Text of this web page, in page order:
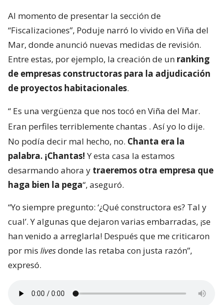
Al momento de presentar la sección de
“Fiscalizaciones”, Poduje narró lo vivido en Viña del
Mar, donde anunció nuevas medidas de revisión.
Entre estas, por ejemplo, la creación de un ranking
de empresas constructoras para la adjudicación
de proyectos habitacionales.
“ Es una vergüenza que nos tocó en Viña del Mar.
Eran perfiles terriblemente chantas . Así yo lo dije.
No podía decir mal hecho, no. Chanta era la
palabra. ¡Chantas!Y esta casa la estamos
desarmando ahora y traeremos otra empresa que
haga bien la pega“, aseguró.
“Yo siempre pregunto: ‘¿Qué constructora es? Tal y
cual’. Y algunas que dejaron varias embarradas, ¡se
han venido a arreglarla! Después que me criticaron
por mis livesdonde las retaba con justa razón”,
expresó.